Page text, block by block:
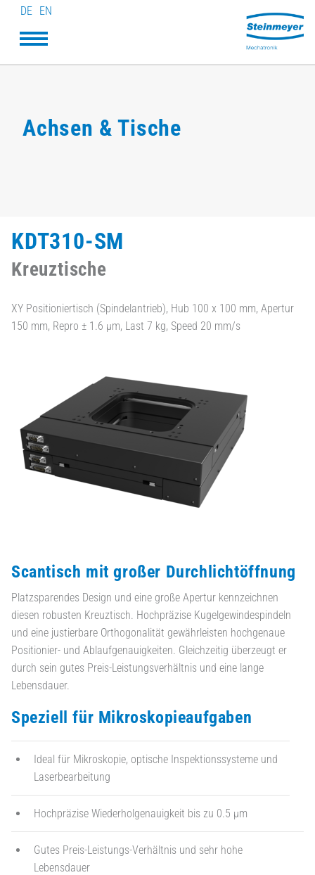
DE EN
Achsen & Tische
KDT310-SM
Kreuztische
XY Positioniertisch (Spindelantrieb), Hub 100 x 100 mm, Apertur
150 mm, Repro ± 1.6 µm, Last 7 kg, Speed 20 mm/s
Scantisch mit großer Durchlichtöffnung
Platzsparendes Design und eine große Apertur kennzeichnen
diesen robusten Kreuztisch. Hochpräzise Kugelgewindespindeln
und eine justierbare Orthogonalität gewährleisten hochgenaue
Positionier- und Ablaufgenauigkeiten. Gleichzeitig überzeugt er
durch sein gutes Preis-Leistungsverhältnis und eine lange
Lebensdauer.
Speziell für Mikroskopieaufgaben
Ideal für Mikroskopie, optische Inspektionssysteme und
Laserbearbeitung
Hochpräzise Wiederholgenauigkeit bis zu 0.5 µm
Gutes Preis-Leistungs-Verhältnis und sehr hohe
Lebensdauer